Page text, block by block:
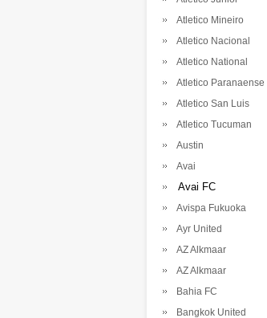
Atletico Mineiro
Atletico Nacional
Atletico National
Atletico Paranaense
Atletico San Luis
Atletico Tucuman
Austin
Avai
Avai FC
Avispa Fukuoka
Ayr United
AZ Alkmaar
AZ Alkmaar
Bahia FC
Bangkok United